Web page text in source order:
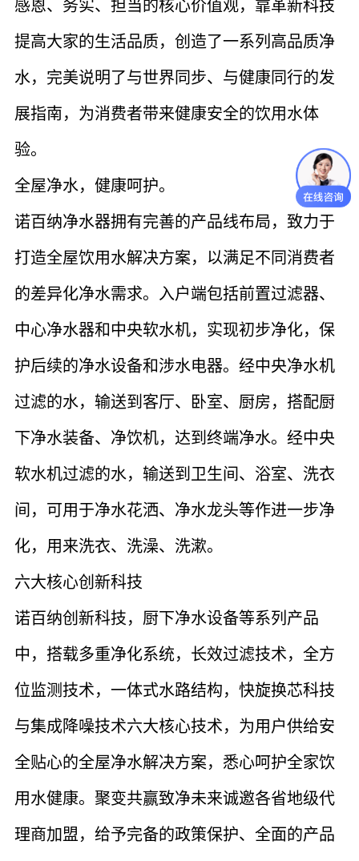
感恩、务实、担当的核心价值观，靠革新科技
提高大家的生活品质，创造了一系列高品质净
水，完美说明了与世界同步、与健康同行的发
展指南，为消费者带来健康安全的饮用水体
验。
全屋净水，健康呵护。
诺百纳净水器拥有完善的产品线布局，致力于
打造全屋饮用水解决方案，以满足不同消费者
的差异化净水需求。入户端包括前置过滤器、
中心净水器和中央软水机，实现初步净化，保
护后续的净水设备和涉水电器。经中央净水机
过滤的水，输送到客厅、卧室、厨房，搭配厨
下净水装备、净饮机，达到终端净水。经中央
软水机过滤的水，输送到卫生间、浴室、洗衣
间，可用于净水花洒、净水龙头等作进一步净
化，用来洗衣、洗澡、洗漱。
六大核心创新科技
诺百纳创新科技，厨下净水设备等系列产品
中，搭载多重净化系统，长效过滤技术，全方
位监测技术，一体式水路结构，快旋换芯科技
与集成降噪技术六大核心技术，为用户供给安
全贴心的全屋净水解决方案，悉心呵护全家饮
用水健康。聚变共赢致净未来诚邀各省地级代
理商加盟，给予完备的政策保护、全面的产品